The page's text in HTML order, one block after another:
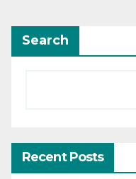
Search
Recent Posts